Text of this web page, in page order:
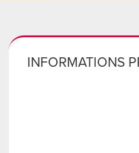
INFORMATIONS